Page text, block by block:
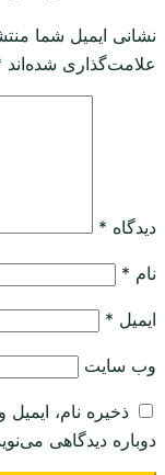
نشانی ایمیل شما
علامت‌گذاری شده‌اند
دیدگاه *
نام *
ایمیل *
وب‌ سایت
ذخیره نام،
دوباره دیدگاهی